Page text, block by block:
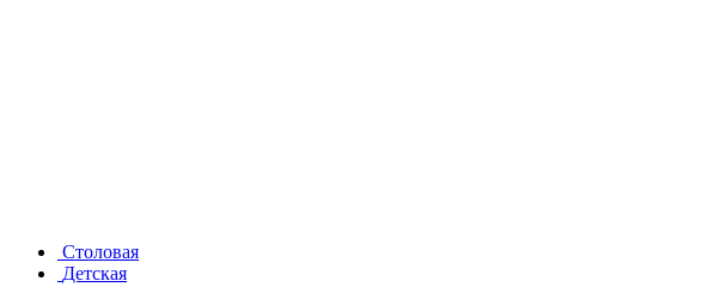
Столовая
Детская